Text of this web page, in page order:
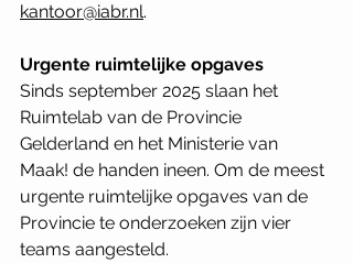
kantoor@iabr.nl.
Urgente ruimtelijke opgaves
Sinds september 2025 slaan het
Ruimtelab van de Provincie
Gelderland en het Ministerie van
Maak! de handen ineen. Om de meest
urgente ruimtelijke opgaves van de
Provincie te onderzoeken zijn vier
teams aangesteld.